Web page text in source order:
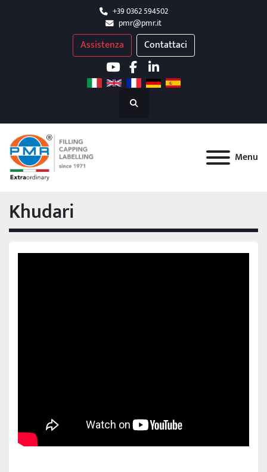
+39 0362 594502
pmr@pmr.it
Assistenza Contattaci
youtube
facebook
linkedin
Cerca
Menu
Khudari